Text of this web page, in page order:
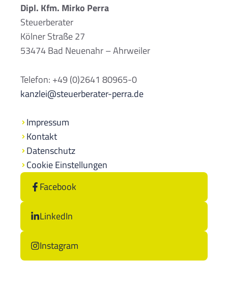
Dipl. Kfm. Mirko Perra
Steuerberater
Kölner Straße 27
53474 Bad Neuenahr – Ahrweiler
Telefon: +49 (0)2641 80965-0
kanzlei@steuerberater-perra.de
Impressum
Kontakt
Datenschutz
Cookie Einstellungen
Facebook
LinkedIn
Instagram